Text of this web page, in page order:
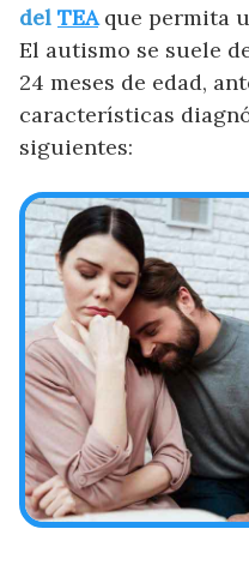
del TEAque permita
El autismo se suele
24 meses de edad,
características
siguientes: